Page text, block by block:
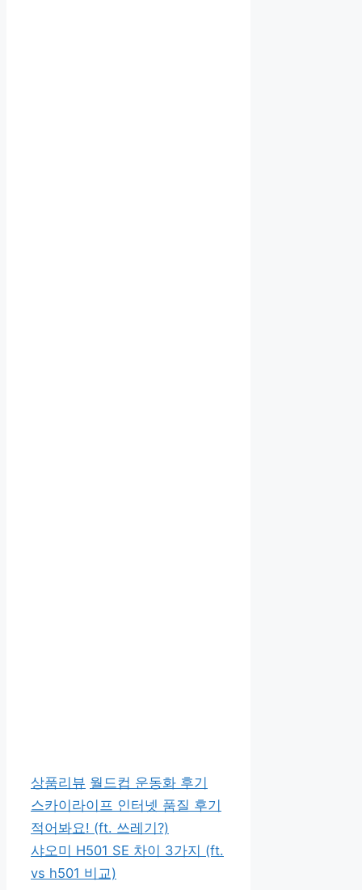
카
테
고
리
상품리뷰 태
그
월드컵 운동화 후기
스카이라이프 인터넷 품질 후기
적어봐요! (ft. 쓰레기?)
샤오미 H501 SE 차이 3가지 (ft.
vs h501 비교)